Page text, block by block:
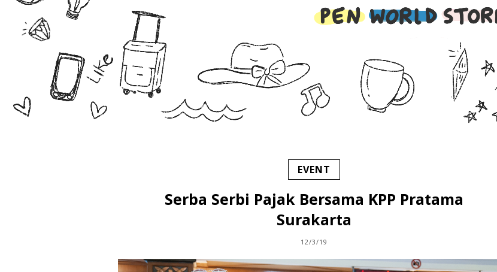
EVENT
Serba Serbi Pajak Bersama KPP Pratama
Surakarta
12/3/19